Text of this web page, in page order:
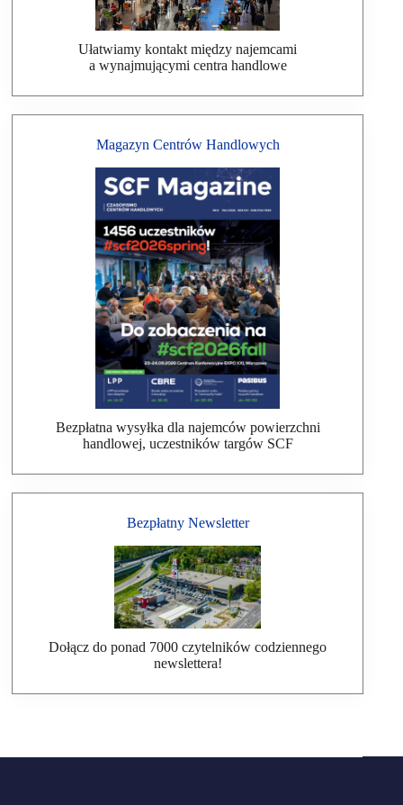
Ułatwiamy kontakt między najemcami
a wynajmującymi centra handlowe
Magazyn Centrów Handlowych
Bezpłatna wysyłka dla najemców powierzchni
handlowej, uczestników targów SCF
Bezpłatny Newsletter
Dołącz do ponad 7000 czytelników codziennego
newslettera!